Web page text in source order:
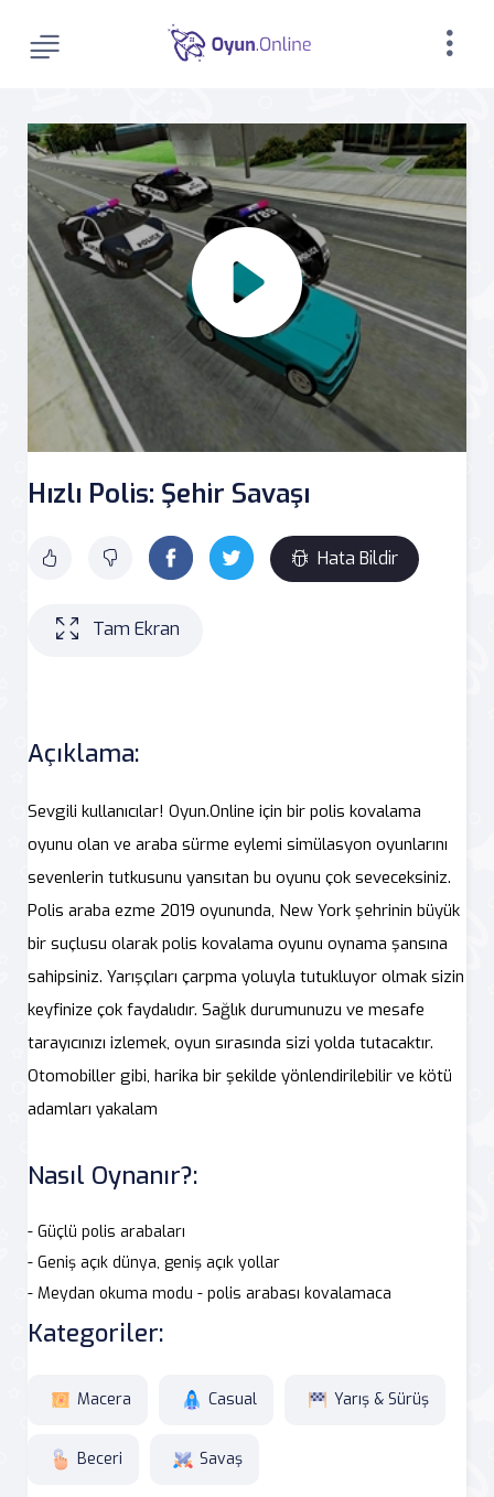
Hızlı Polis: Şehir Savaşı
Hata Bildir
Tam Ekran
Açıklama:
Sevgili kullanıcılar! Oyun.Online için bir polis kovalama
oyunu olan ve araba sürme eylemi simülasyon oyunlarını
sevenlerin tutkusunu yansıtan bu oyunu çok seveceksiniz.
Polis araba ezme 2019 oyununda, New York şehrinin büyük
bir suçlusu olarak polis kovalama oyunu oynama şansına
sahipsiniz. Yarışçıları çarpma yoluyla tutukluyor olmak sizin
keyfinize çok faydalıdır. Sağlık durumunuzu ve mesafe
tarayıcınızı izlemek, oyun sırasında sizi yolda tutacaktır.
Otomobiller gibi, harika bir şekilde yönlendirilebilir ve kötü
adamları yakalam
Nasıl Oynanır?:
- Güçlü polis arabaları
- Geniş açık dünya, geniş açık yollar
- Meydan okuma modu - polis arabası kovalamaca
Kategoriler:
Macera Casual Yarış & Sürüş
Beceri Savaş